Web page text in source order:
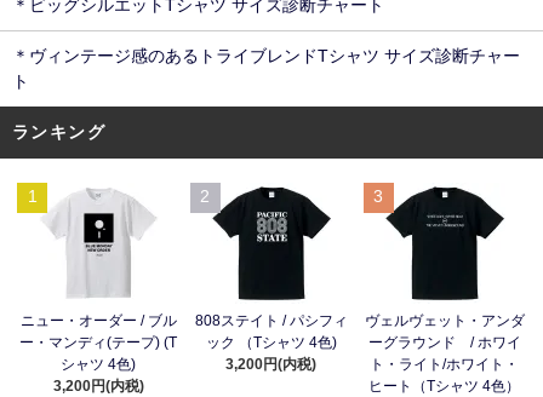
＊ビッグシルエットTシャツ サイズ診断チャート
＊ヴィンテージ感のあるトライブレンドTシャツ サイズ診断チャー
ト
ランキング
1
ニュー・オーダー / ブル
ー・マンディ(テープ) (T
シャツ 4色)
3,200円(内税)
2
808ステイト / パシフィ
ック （Tシャツ 4色)
3,200円(内税)
3
ヴェルヴェット・アンダ
ーグラウンド / ホワイ
ト・ライト/ホワイト・
ヒート（Tシャツ 4色）